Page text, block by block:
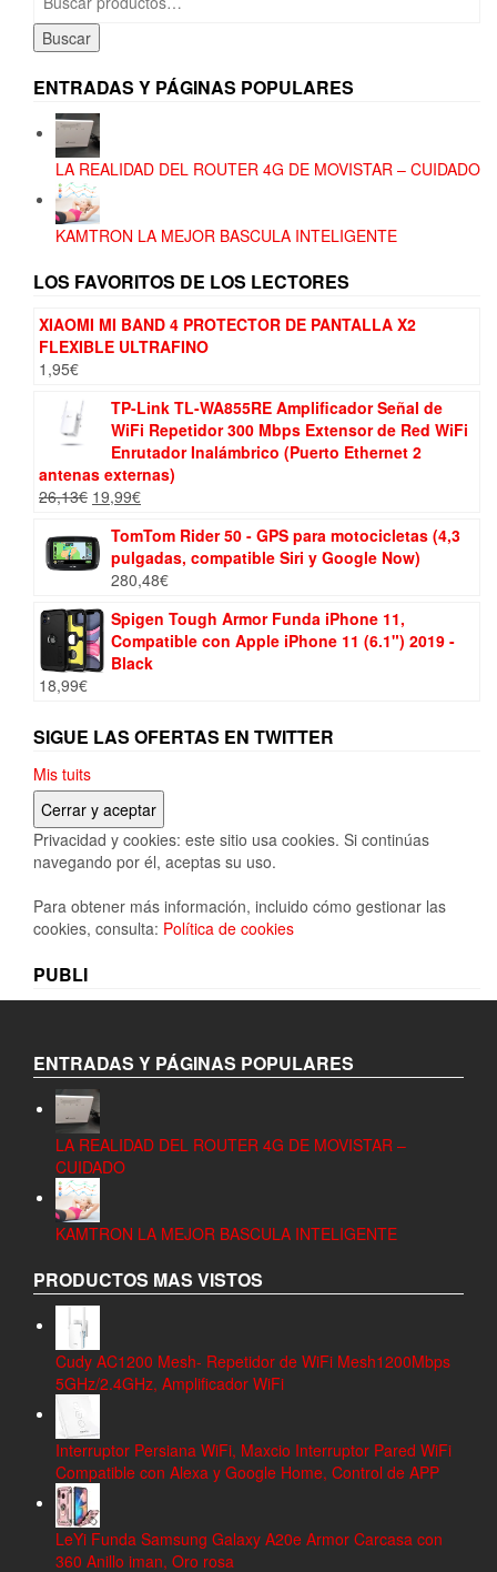
por:
Buscar
ENTRADAS Y PÁGINAS POPULARES
LA REALIDAD DEL ROUTER 4G DE MOVISTAR – CUIDADO
KAMTRON LA MEJOR BASCULA INTELIGENTE
LOS FAVORITOS DE LOS LECTORES
XIAOMI MI BAND 4 PROTECTOR DE PANTALLA X2
FLEXIBLE ULTRAFINO
1,95€
TP-Link TL-WA855RE Amplificador Señal de
WiFi Repetidor 300 Mbps Extensor de Red WiFi
Enrutador Inalámbrico (Puerto Ethernet 2
antenas externas)
26,13€ El
original
era:
26,13€.
19,99€El
actual
es:
19,99€.
TomTom Rider 50 - GPS para motocicletas (4,3
pulgadas, compatible Siri y Google Now)
280,48€
Spigen Tough Armor Funda iPhone 11,
Compatible con Apple iPhone 11 (6.1") 2019 -
Black
18,99€
SIGUE LAS OFERTAS EN TWITTER
Mis tuits
Privacidad y cookies: este sitio usa cookies. Si continúas
navegando por él, aceptas su uso.
Para obtener más información, incluido cómo gestionar las
cookies, consulta: Política de cookies
PUBLI
ENTRADAS Y PÁGINAS POPULARES
LA REALIDAD DEL ROUTER 4G DE MOVISTAR –
CUIDADO
KAMTRON LA MEJOR BASCULA INTELIGENTE
PRODUCTOS MAS VISTOS
Cudy AC1200 Mesh- Repetidor de WiFi Mesh1200Mbps
5GHz/2.4GHz, Amplificador WiFi
Interruptor Persiana WiFi, Maxcio Interruptor Pared WiFi
Compatible con Alexa y Google Home, Control de APP
LeYi Funda Samsung Galaxy A20e Armor Carcasa con
360 Anillo iman, Oro rosa